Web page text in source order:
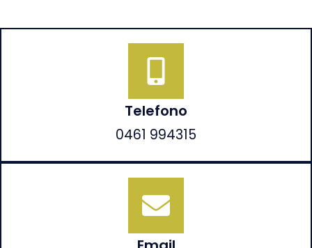
Telefono
0461 994315